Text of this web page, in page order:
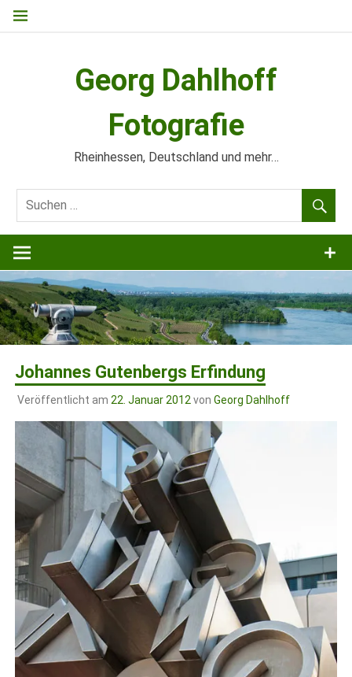
Zum
Georg Dahlhoff
Fotografie
Rheinhessen, Deutschland und mehr…
Johannes Gutenbergs Erfindung
Veröffentlicht am 22. Januar 2012 von Georg Dahlhoff